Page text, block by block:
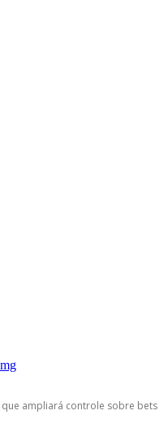
ampliará controle sobre bets